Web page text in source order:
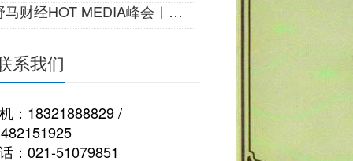
财经HOT MEDIA峰会｜一份来自22世纪的邀请
系我们
：18321888829 /
：021-51079851